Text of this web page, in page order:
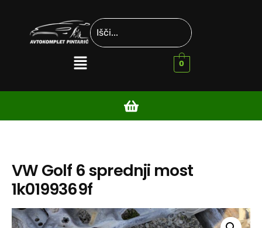
0
VW Golf 6 sprednji most
1k0199369f